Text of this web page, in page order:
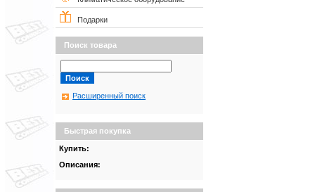
Подарки
Поиск товара
Расширенный поиск
Быстрая покупка
Купить:
Описания: